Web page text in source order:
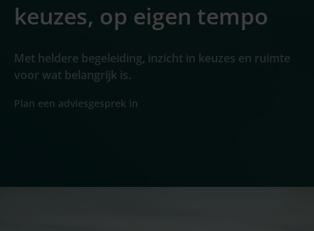
keuzes, op eigen tempo
Met heldere begeleiding, inzicht in keuzes en ruimte
voor wat belangrijk is.
Plan een adviesgesprek in